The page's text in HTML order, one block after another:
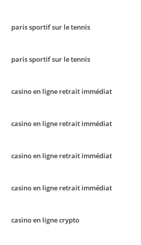
paris sportif sur le tennis
paris sportif sur le tennis
casino en ligne retrait immédiat
casino en ligne retrait immédiat
casino en ligne retrait immédiat
casino en ligne retrait immédiat
casino en ligne crypto